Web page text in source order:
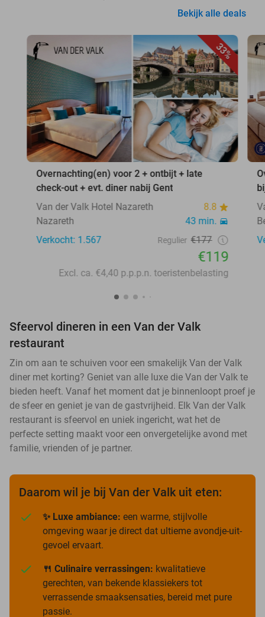
Bekijk alle deals
33%
Overnachting(en) voor 2 + ontbijt + late
check-out + evt. diner nabij Gent
Van der Valk Hotel Nazareth
8.8
Nazareth
43 min.
Verkocht: 1.567
Regulier €177
€119
Excl. ca. €4,40 p.p.p.n. toeristenbelasting
Sfeervol dineren in een Van der Valk
restaurant
Zin om aan te schuiven voor een smakelijk Van der Valk
diner met korting? Geniet van alle luxe die Van der Valk te
bieden heeft. Vanaf het moment dat je binnenloopt proef je
de sfeer en geniet je van de gastvrijheid. Elk Van der Valk
restaurant is sfeervol en uniek ingericht, wat het de
perfecte setting maakt voor een onvergetelijke avond met
familie, vrienden of je partner.
Daarom wil je bij Van der Valk uit eten:
✨ Luxe ambiance: een warme, stijlvolle
omgeving waar je direct dat ultieme avondje-uit-
gevoel ervaart.
🍴 Culinaire verrassingen: kwalitatieve
gerechten, van bekende klassiekers tot
verrassende smaaksensaties, bereid met pure
passie.